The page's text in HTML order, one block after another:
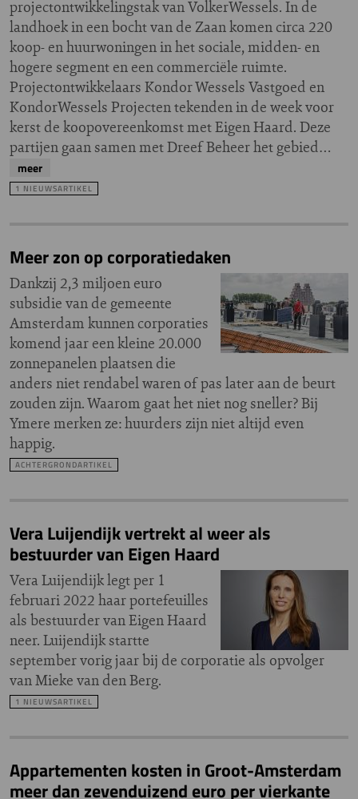
projectontwikkelingstak van VolkerWessels. In de
landhoek in een bocht van de Zaan komen circa 220
koop- en huurwoningen in het sociale, midden- en
hogere segment en een commerciële ruimte.
Projectontwikkelaars Kondor Wessels Vastgoed en
KondorWessels Projecten tekenden in de week voor
kerst de koopovereenkomst met Eigen Haard. Deze
partijen gaan samen met Dreef Beheer het gebied…
meer
1 NIEUWSARTIKEL
Meer zon op corporatiedaken
Dankzij 2,3 miljoen euro
subsidie van de gemeente
Amsterdam kunnen corporaties
komend jaar een kleine 20.000
zonnepanelen plaatsen die
anders niet rendabel waren of pas later aan de beurt
zouden zijn. Waarom gaat het niet nog sneller? Bij
Ymere merken ze: huurders zijn niet altijd even
happig.
ACHTERGRONDARTIKEL
Vera Luijendijk vertrekt al weer als
bestuurder van Eigen Haard
Vera Luijendijk legt per 1
februari 2022 haar portefeuilles
als bestuurder van Eigen Haard
neer. Luijendijk startte
september vorig jaar bij de corporatie als opvolger
van Mieke van den Berg.
1 NIEUWSARTIKEL
Appartementen kosten in Groot-Amsterdam
meer dan zevenduizend euro per vierkante